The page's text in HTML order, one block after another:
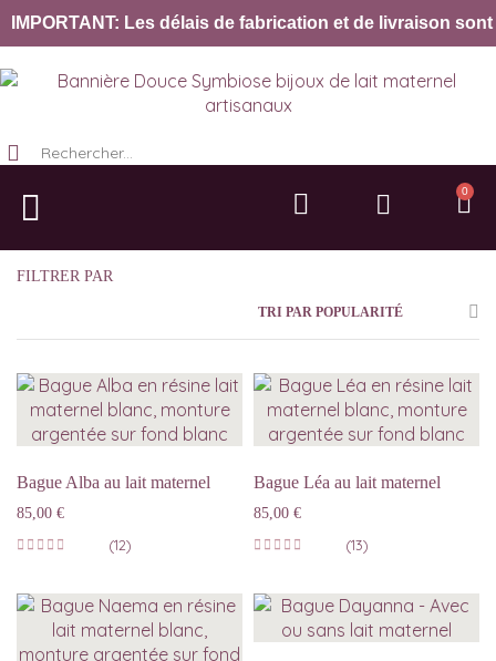
IMPORTANT: Les délais de fabrication et de livraison
0
FILTRER PAR
TRI PAR POPULARITÉ
Bague Alba au lait maternel
85,00 €
(12)
Bague Léa au lait maternel
85,00 €
(13)